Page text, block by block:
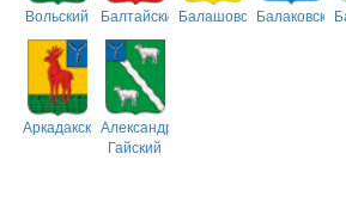
Вольский БалтайскийБалашовскийБалаковский
АркадакскийАлександрово-
Гайский